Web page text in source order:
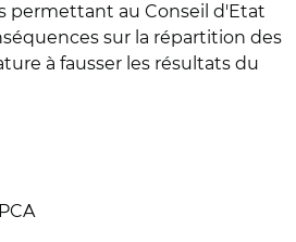
permettant au Conseil d'Etat
sur la répartition des
à fausser les résultats du